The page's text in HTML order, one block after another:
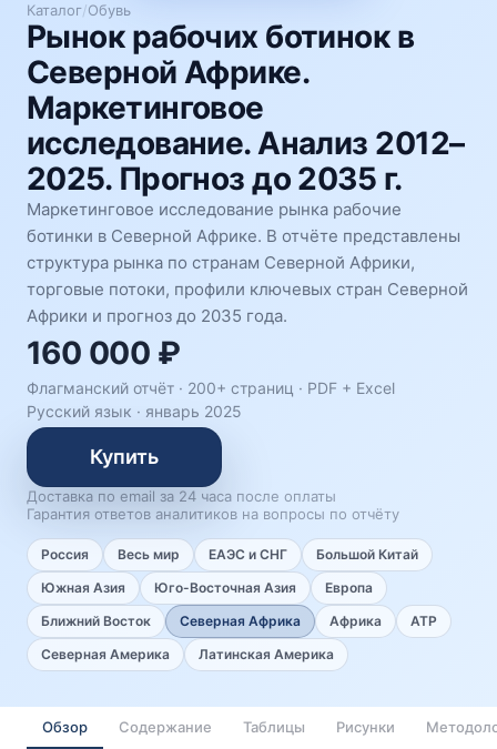
Каталог/Обувь
Рынок рабочих ботинок в
Северной Африке.
Маркетинговое
исследование. Анализ 2012–
2025. Прогноз до 2035 г.
Маркетинговое исследование рынка рабочие
ботинки в Северной Африке. В отчёте представлены
структура рынка по странам Северной Африки,
торговые потоки, профили ключевых стран Северной
Африки и прогноз до 2035 года.
160 000 ₽
Флагманский отчёт · 200+ страниц · PDF + Excel
Русский язык · январь 2025
Купить
Доставка по email за 24 часа после оплаты
Гарантия ответов аналитиков на вопросы по отчёту
Россия Весь мир ЕАЭС и СНГ
Большой Китай
Южная Азия
Юго-Восточная Азия
Европа
Ближний Восток
Северная Африка Африка
АТР
Северная Америка
Латинская Америка
Обзор Содержание Таблицы Рисунки